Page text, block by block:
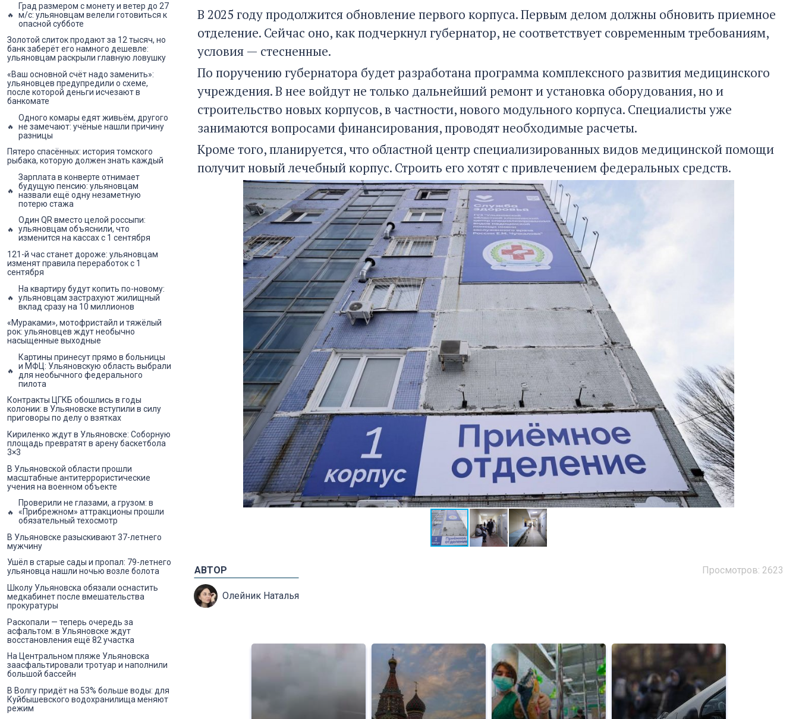
В 2025 году продолжится обновление первого корпуса. Первым делом должны обновить приемное
отделение. Сейчас оно, как подчеркнул губернатор, не соответствует современным требованиям,
условия — стесненные.
По поручению губернатора будет разработана программа комплексного развития медицинского
учреждения. В нее войдут не только дальнейший ремонт и установка оборудования, но и
строительство новых корпусов, в частности, нового модульного корпуса. Специалисты уже
занимаются вопросами финансирования, проводят необходимые расчеты.
Кроме того, планируется, что областной центр специализированных видов медицинской помощи
получит новый лечебный корпус. Строить его хотят с привлечением федеральных средств.
Просмотров: 2623
АВТОР
Олейник Наталья
Град размером с монету и ветер до 27
м/с: ульяновцам велели готовиться к
опасной субботе
Золотой слиток продают за 12 тысяч, но
банк заберёт его намного дешевле:
ульяновцам раскрыли главную ловушку
«Ваш основной счёт надо заменить»:
ульяновцев предупредили о схеме,
после которой деньги исчезают в
банкомате
Одного комары едят живьём, другого
не замечают: учёные нашли причину
разницы
Пятеро спасённых: история томского
рыбака, которую должен знать каждый
Зарплата в конверте отнимает
будущую пенсию: ульяновцам
назвали ещё одну незаметную
потерю стажа
Один QR вместо целой россыпи:
ульяновцам объяснили, что
изменится на кассах с 1 сентября
121-й час станет дороже: ульяновцам
изменят правила переработок с 1
сентября
На квартиру будут копить по-новому:
ульяновцам застрахуют жилищный
вклад сразу на 10 миллионов
«Мураками», мотофристайл и тяжёлый
рок: ульяновцев ждут необычно
насыщенные выходные
Картины принесут прямо в больницы
и МФЦ: Ульяновскую область выбрали
для необычного федерального
пилота
Контракты ЦГКБ обошлись в годы
колонии: в Ульяновске вступили в силу
приговоры по делу о взятках
Кириленко ждут в Ульяновске: Соборную
площадь превратят в арену баскетбола
3×3
В Ульяновской области прошли
масштабные антитеррористические
учения на военном объекте
Проверили не глазами, а грузом: в
«Прибрежном» аттракционы прошли
обязательный техосмотр
В Ульяновске разыскивают 37-летнего
мужчину
Ушёл в старые сады и пропал: 79-летнего
ульяновца нашли ночью возле болота
Школу Ульяновска обязали оснастить
медкабинет после вмешательства
прокуратуры
Раскопали — теперь очередь за
асфальтом: в Ульяновске ждут
восстановления ещё 82 участка
На Центральном пляже Ульяновска
заасфальтировали тротуар и наполнили
большой бассейн
В Волгу придёт на 53% больше воды: для
Куйбышевского водохранилища меняют
режим